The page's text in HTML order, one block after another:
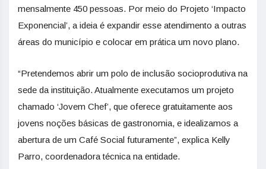
mensalmente 450 pessoas. Por meio do Projeto ‘Impacto
Exponencial’, a ideia é expandir esse atendimento a outras
áreas do município e colocar em prática um novo plano.
“Pretendemos abrir um polo de inclusão socioprodutiva na
sede da instituição. Atualmente executamos um projeto
chamado ‘Jovem Chef’, que oferece gratuitamente aos
jovens noções básicas de gastronomia, e idealizamos a
abertura de um Café Social futuramente”, explica Kelly
Parro, coordenadora técnica na entidade.